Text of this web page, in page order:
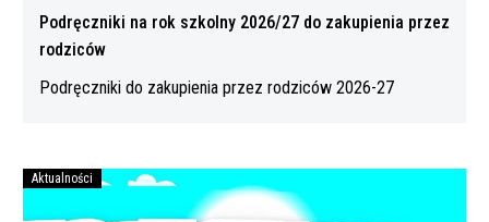
Podręczniki na rok szkolny 2026/27 do zakupienia przez
rodziców
Podręczniki do zakupienia przez rodziców 2026-27
Bezpiecznych
wakacji
Aktualności